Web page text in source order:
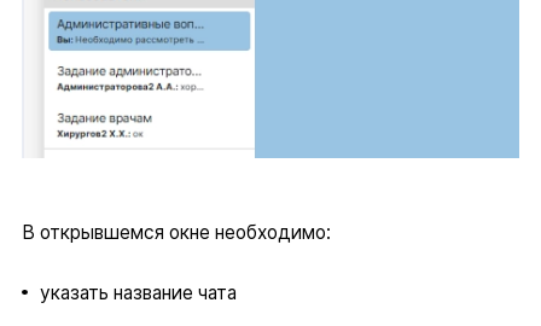
В открывшемся окне необходимо:
указать название чата